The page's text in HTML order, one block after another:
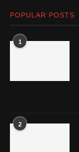
POPULAR POSTS
1
2